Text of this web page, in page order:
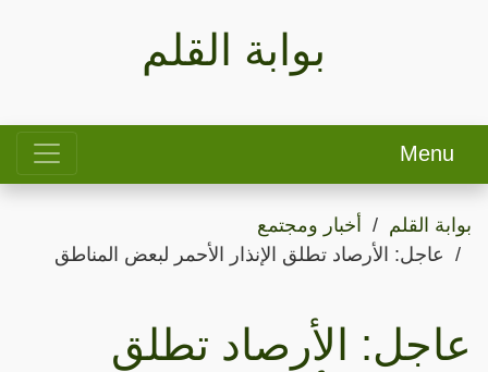
بوابة القلم
Menu
بوابة القلم
أخبار ومجتمع
عاجل: الأرصاد تطلق الإنذار الأحمر لبعض المناطق
عاجل: الأرصاد تطلق